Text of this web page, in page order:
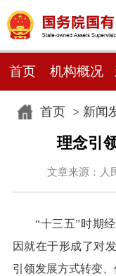
首页 机构概况
首页> 新闻
理念引
文章来源：
“十三五”时期
因就在于形成了对
引领发展方式转变